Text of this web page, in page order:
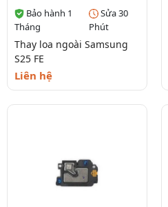
Bảo hành 1
Tháng
Sửa 30
Phút
Thay loa ngoài Samsung
S25 FE
Liên hệ